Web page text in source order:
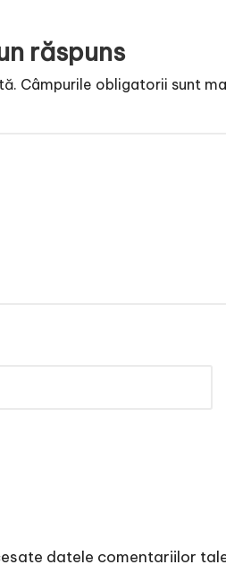
răspuns
Câmpurile obligatorii sunt
datele comentariilor